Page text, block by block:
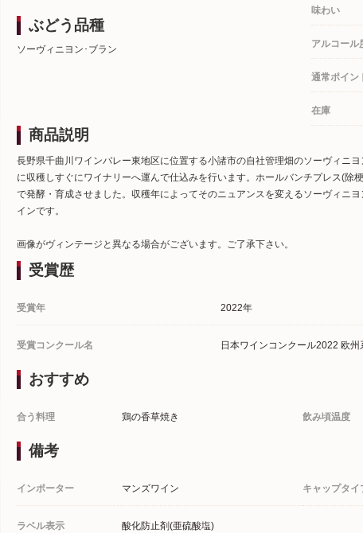
味わい
アルコール
通常ポイン
在庫
ぶどう品種
ソーヴィニヨン･ブラン
商品説明
長野県千曲川ワインバレー東地区に位置する小諸市の自社管理畑のソーヴィニ
に収穫しすぐにワイナリーへ運んで仕込みを行います。ホールバンチプレス(除
で発酵・育成させました。収穫年によってそのニュアンスを変えるソーヴィニ
インです。
画像がヴィンテージと異なる場合がございます。ご了承下さい。
受賞歴
受賞年 2022年
受賞コンクール名 日本ワインコンクール2022 欧
おすすめ
合う料理 鶏の香草焼き 飲み頃温度
備考
インポーター マンズワイン キャップタイ
ラベル表示 酸化防止剤(亜硫酸塩)